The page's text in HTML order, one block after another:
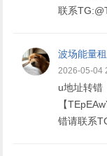
联系
波场能量
2026-05-04
u地址转错
【
错请联系